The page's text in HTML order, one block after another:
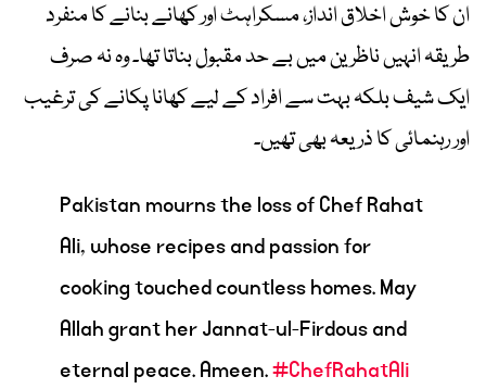
ان کا خوش اخلاق انداز، مسکراہٹ اور کھانے بنانے کا منفرد
طریقہ انہیں ناظرین میں بے حد مقبول بناتا تھا۔ وہ نہ صرف
ایک شیف بلکہ بہت سے افراد کے لیے کھانا پکانے کی ترغیب
اور رہنمائی کا ذریعہ بھی تھیں۔
Pakistan mourns the loss of Chef Rahat
Ali, whose recipes and passion for
cooking touched countless homes. May
Allah grant her Jannat-ul-Firdous and
eternal peace. Ameen.#ChefRahatAli